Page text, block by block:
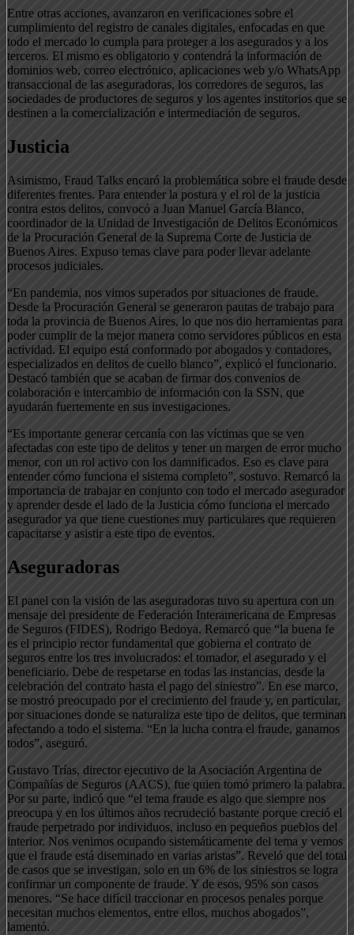
Entre otras acciones, avanzaron en verificaciones sobre el
cumplimiento del registro de canales digitales, enfocadas en que
todo el mercado lo cumpla para proteger a los asegurados y a los
terceros. El mismo es obligatorio y contendrá la información de
dominios web, correo electrónico, aplicaciones web y/o WhatsApp
transaccional de las aseguradoras, los corredores de seguros, las
sociedades de productores de seguros y los agentes institorios que se
destinen a la comercialización e intermediación de seguros.
Justicia
Asimismo, Fraud Talks encaró la problemática sobre el fraude desde
diferentes frentes. Para entender la postura y el rol de la justicia
contra estos delitos, convocó a Juan Manuel García Blanco,
coordinador de la Unidad de Investigación de Delitos Económicos
de la Procuración General de la Suprema Corte de Justicia de
Buenos Aires. Expuso temas clave para poder llevar adelante
procesos judiciales.
“En pandemia, nos vimos superados por situaciones de fraude.
Desde la Procuración General se generaron pautas de trabajo para
toda la provincia de Buenos Aires, lo que nos dio herramientas para
poder cumplir de la mejor manera como servidores públicos en esta
actividad. El equipo está conformado por abogados y contadores,
especializados en delitos de cuello blanco”, explicó el funcionario.
Destacó también que se acaban de firmar dos convenios de
colaboración e intercambio de información con la SSN, que
ayudarán fuertemente en sus investigaciones.
“Es importante generar cercanía con las víctimas que se ven
afectadas con este tipo de delitos y tener un margen de error mucho
menor, con un rol activo con los damnificados. Eso es clave para
entender cómo funciona el sistema completo”, sostuvo. Remarcó la
importancia de trabajar en conjunto con todo el mercado asegurador
y aprender desde el lado de la Justicia cómo funciona el mercado
asegurador ya que tiene cuestiones muy particulares que requieren
capacitarse y asistir a este tipo de eventos.
Aseguradoras
El panel con la visión de las aseguradoras tuvo su apertura con un
mensaje del presidente de Federación Interamericana de Empresas
de Seguros (FIDES), Rodrigo Bedoya. Remarcó que “la buena fe
es el principio rector fundamental que gobierna el contrato de
seguros entre los tres involucrados: el tomador, el asegurado y el
beneficiario. Debe de respetarse en todas las instancias, desde la
celebración del contrato hasta el pago del siniestro”. En ese marco,
se mostró preocupado por el crecimiento del fraude y, en particular,
por situaciones donde se naturaliza este tipo de delitos, que terminan
afectando a todo el sistema. “En la lucha contra el fraude, ganamos
todos”, aseguró.
Gustavo Trías, director ejecutivo de la Asociación Argentina de
Compañías de Seguros (AACS), fue quien tomó primero la palabra.
Por su parte, indicó que “el tema fraude es algo que siempre nos
preocupa y en los últimos años recrudeció bastante porque creció el
fraude perpetrado por individuos, incluso en pequeños pueblos del
interior. Nos venimos ocupando sistemáticamente del tema y vemos
que el fraude está diseminado en varias aristas”. Reveló que del total
de casos que se investigan, solo en un 6% de los siniestros se logra
confirmar un componente de fraude. Y de esos, 95% son casos
menores. “Se hace difícil traccionar en procesos penales porque
necesitan muchos elementos, entre ellos, muchos abogados”,
lamentó.